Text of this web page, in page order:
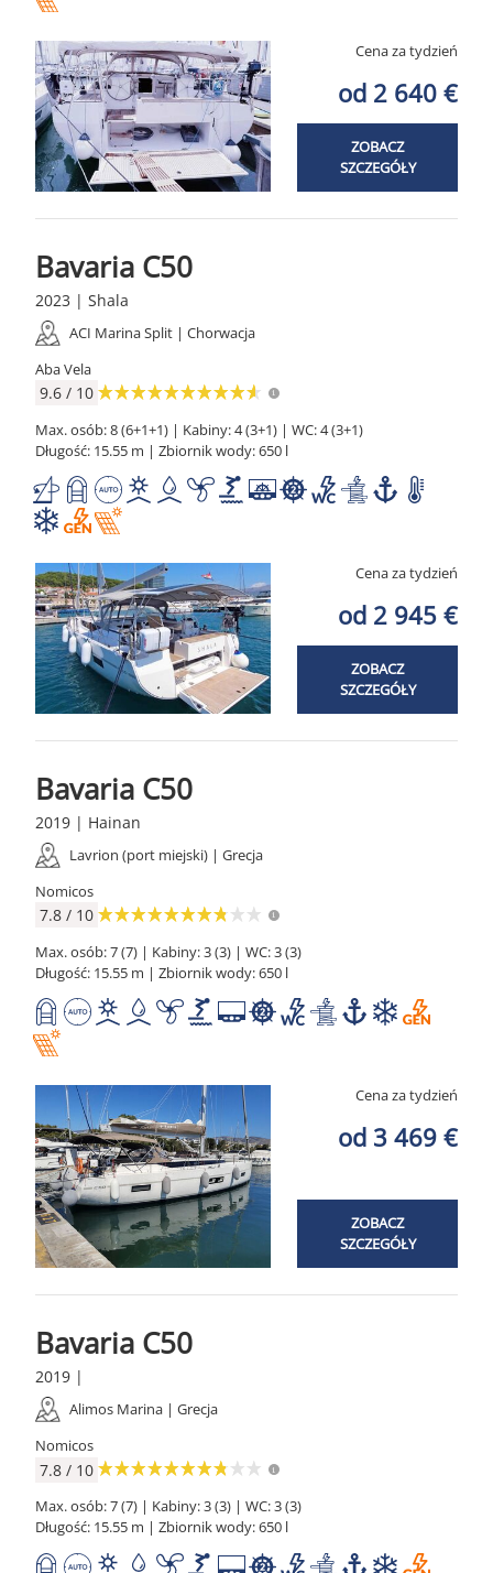
Cena za tydzień
od 2 640 €
ZOBACZ
SZCZEGÓŁY
Bavaria C50
2023 | Shala
ACI Marina Split | Chorwacja
Aba Vela
9.6 / 10
Max. osób: 8 (6+1+1) | Kabiny: 4 (3+1) | WC: 4 (3+1)
Długość: 15.55 m | Zbiornik wody: 650 l
Cena za tydzień
od 2 945 €
ZOBACZ
SZCZEGÓŁY
Bavaria C50
2019 | Hainan
Lavrion (port miejski) | Grecja
Nomicos
7.8 / 10
Max. osób: 7 (7) | Kabiny: 3 (3) | WC: 3 (3)
Długość: 15.55 m | Zbiornik wody: 650 l
Cena za tydzień
od 3 469 €
ZOBACZ
SZCZEGÓŁY
Bavaria C50
2019 |
Alimos Marina | Grecja
Nomicos
7.8 / 10
Max. osób: 7 (7) | Kabiny: 3 (3) | WC: 3 (3)
Długość: 15.55 m | Zbiornik wody: 650 l